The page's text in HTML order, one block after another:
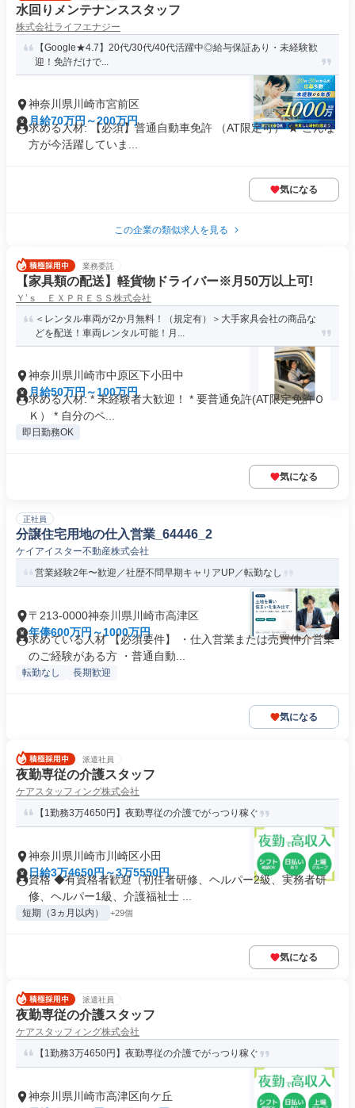
水回りメンテナンススタッフ
株式会社ライフエナジー
【Google★4.7】20代/30代/40代活躍中◎給与保証あり・未経験歓
迎！免許だけで...
神奈川県川崎市宮前区
月給70万円～200万円
求める人材: 【必須】普通自動車免許 （AT限定可） ★ こんな
方が今活躍していま...
気になる
この企業の類似求人を見る
業務委託
【家具類の配送】軽貨物ドライバー※月50万以上可!
Ｙ’ｓ ＥＸＰＲＥＳＳ株式会社
＜レンタル車両が2か月無料！（規定有）＞大手家具会社の商品な
どを配送！車両レンタル可能！月...
神奈川県川崎市中原区下小田中
月給50万円～100万円
求める人材: * 未経験者大歓迎！ * 要普通免許(AT限定免許Ｏ
Ｋ） * 自分のペ...
即日勤務OK
気になる
正社員
分譲住宅用地の仕入営業_64446_2
ケイアイスター不動産株式会社
営業経験2年〜歓迎／社歴不問早期キャリアUP／転勤なし
〒213-0000神奈川県川崎市高津区
年俸600万円～1000万円
求めている人材 【必須要件】 ・仕入営業または売買仲介営業
のご経験がある方 ・普通自動...
転勤なし 長期歓迎
気になる
派遣社員
夜勤専従の介護スタッフ
ケアスタッフィング株式会社
【1勤務3万4650円】夜勤専従の介護でがっつり稼ぐ
神奈川県川崎市川崎区小田
日給3万4650円～3万5550円
資格 ◆有資格者歓迎（初任者研修、ヘルパー2級、実務者研
修、ヘルパー1級、介護福祉士 ...
短期（3ヵ月以内） +29個
気になる
派遣社員
夜勤専従の介護スタッフ
ケアスタッフィング株式会社
【1勤務3万4650円】夜勤専従の介護でがっつり稼ぐ
神奈川県川崎市高津区向ケ丘